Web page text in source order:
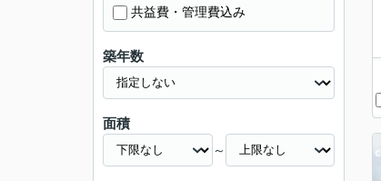
共益費・管理費込み
築年数
面積
～